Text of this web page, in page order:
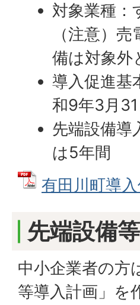
対象業種：
（注意）
備は対象外
導入促進基
和9年3月31
先端設備導
は5年間
有田川町導
先端設備
中小企業者の方
等導入計画」を